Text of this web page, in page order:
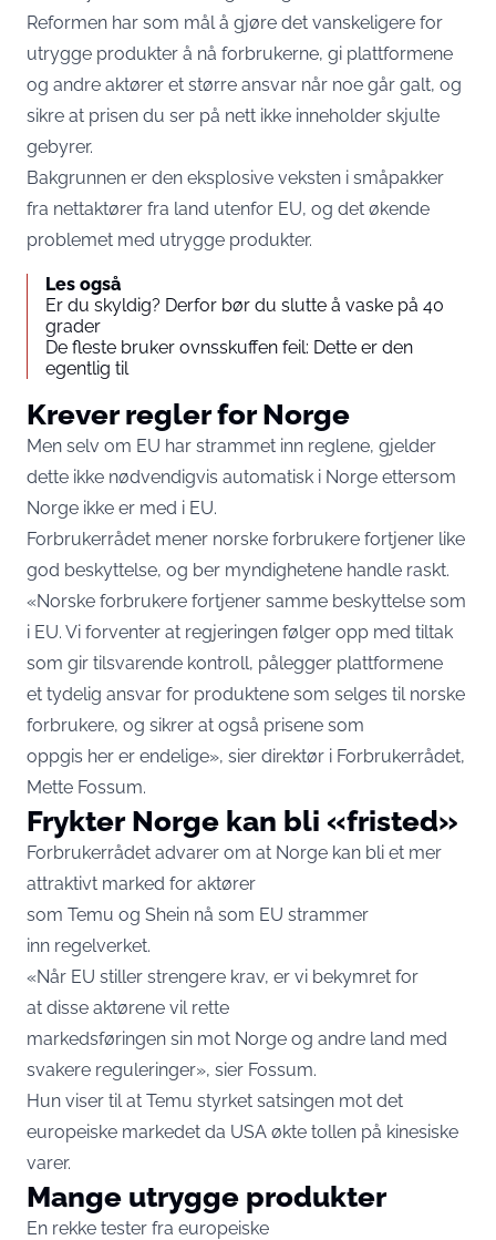
Reformen har som mål å gjøre det vanskeligere for
utrygge produkter å nå forbrukerne, gi plattformene
og andre aktører et større ansvar når noe går galt, og
sikre at prisen du ser på nett ikke inneholder skjulte
gebyrer.
Bakgrunnen er den eksplosive veksten i småpakker
fra nettaktører fra land utenfor EU, og det økende
problemet med utrygge produkter.
Les også
Er du skyldig? Derfor bør du slutte å vaske på 40
grader
De fleste bruker ovnsskuffen feil: Dette er den
egentlig til
Krever regler for Norge
Men selv om EU har strammet inn reglene, gjelder
dette ikke nødvendigvis automatisk i Norge ettersom
Norge ikke er med i EU.
Forbrukerrådet mener norske forbrukere fortjener like
god beskyttelse, og ber myndighetene handle raskt.
«Norske forbrukere fortjener samme beskyttelse som
i EU. Vi forventer at regjeringen følger opp med tiltak
som gir tilsvarende kontroll, pålegger plattformene
et tydelig ansvar for produktene som selges til norske
forbrukere, og sikrer at også prisene som
oppgis her er endelige», sier direktør i Forbrukerrådet,
Mette Fossum.
Frykter Norge kan bli «fristed»
Forbrukerrådet advarer om at Norge kan bli et mer
attraktivt marked for aktører
som Temu og Shein nå som EU strammer
inn regelverket.
«Når EU stiller strengere krav, er vi bekymret for
at disse aktørene vil rette
markedsføringen sin mot Norge og andre land med
svakere reguleringer», sier Fossum.
Hun viser til at Temu styrket satsingen mot det
europeiske markedet da USA økte tollen på kinesiske
varer.
Mange utrygge produkter
En rekke tester fra europeiske